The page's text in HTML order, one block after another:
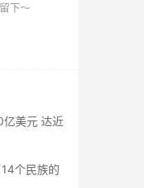
下～
亿美元 达近
个民族的